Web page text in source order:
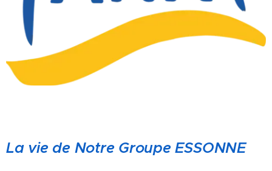
La vie de Notre Groupe ESSONNE